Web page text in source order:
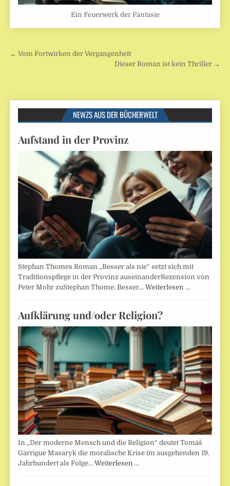
Ein Feuerwerk der Fantasie
Beitragsnavigation
← Vom Fortwirken der Vergangenheit
Dieser Roman ist kein Thriller →
NEWZS AUS DER BÜCHERWELT
Aufstand in der Provinz
Stephan Thomes Roman „Besser als nie“ setzt sich mit
Traditionspflege in der Provinz auseinanderRezension von
Peter Mohr zuStephan Thome: Besser…Weiterlesen …
Aufklärung und/oder Religion?
In „Der moderne Mensch und die Religion“ deutet Tomáš
Garrigue Masaryk die moralische Krise im ausgehenden 19.
Jahrhundert als Folge…Weiterlesen …